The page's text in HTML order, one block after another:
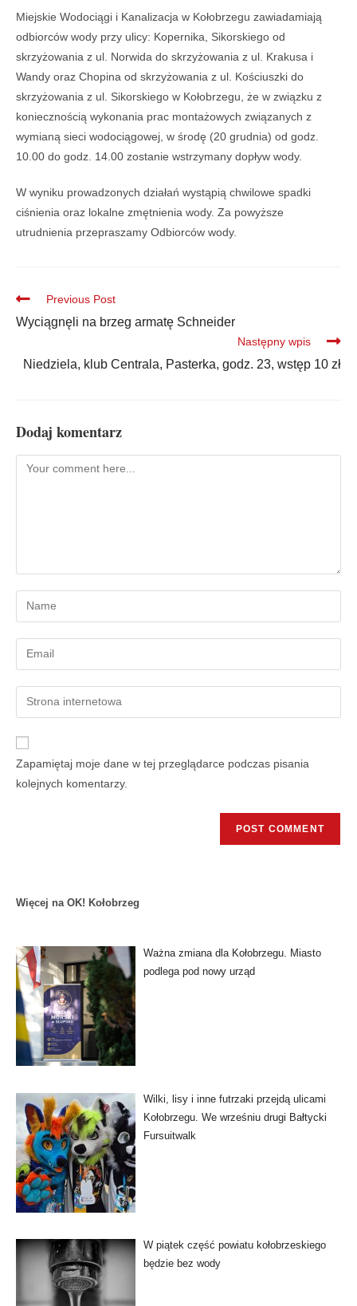
Miejskie Wodociągi i Kanalizacja w Kołobrzegu zawiadamiają
odbiorców wody przy ulicy: Kopernika, Sikorskiego od
skrzyżowania z ul. Norwida do skrzyżowania z ul. Krakusa i
Wandy oraz Chopina od skrzyżowania z ul. Kościuszki do
skrzyżowania z ul. Sikorskiego w Kołobrzegu, że w związku z
koniecznością wykonania prac montażowych związanych z
wymianą sieci wodociągowej, w środę (20 grudnia) od godz.
10.00 do godz. 14.00 zostanie wstrzymany dopływ wody.
W wyniku prowadzonych działań wystąpią chwilowe spadki
ciśnienia oraz lokalne zmętnienia wody. Za powyższe
utrudnienia przepraszamy Odbiorców wody.
Previous Post
Wyciągnęli na brzeg armatę Schneider
Następny wpis
Niedziela, klub Centrala, Pasterka, godz. 23, wstęp 10 zł
Dodaj komentarz
Zapamiętaj moje dane w tej przeglądarce podczas pisania
kolejnych komentarzy.
Więcej na OK! Kołobrzeg
Ważna zmiana dla Kołobrzegu. Miasto
podlega pod nowy urząd
Wilki, lisy i inne futrzaki przejdą ulicami
Kołobrzegu. We wrześniu drugi Bałtycki
Fursuitwalk
W piątek część powiatu kołobrzeskiego
będzie bez wody